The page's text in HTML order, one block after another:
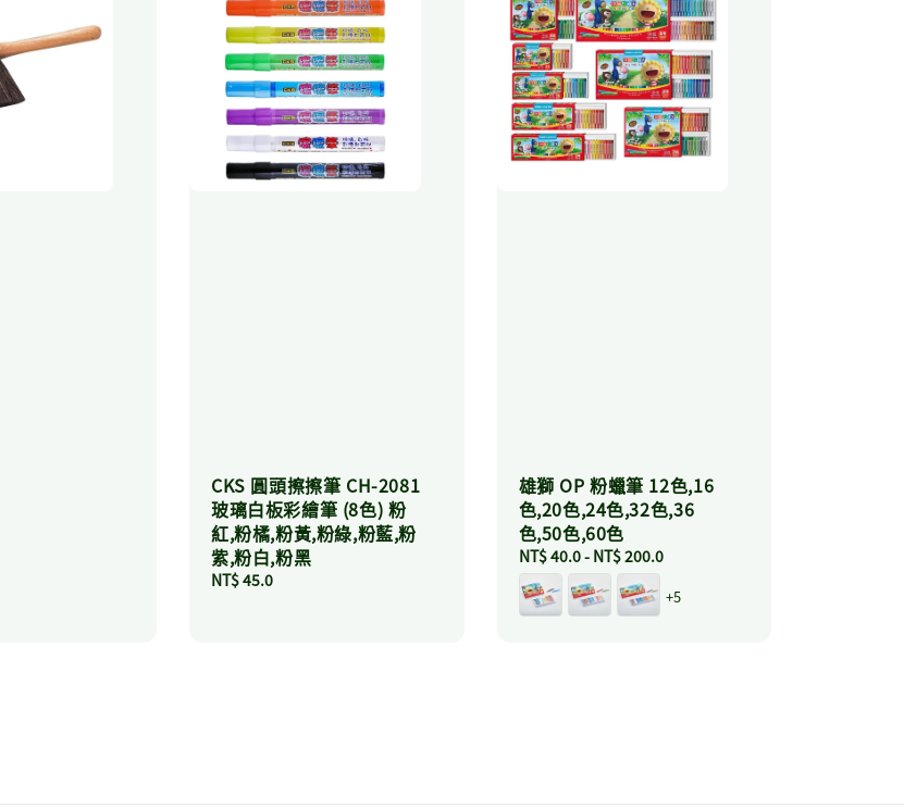
CKS 圓頭擦擦筆 CH-2081
玻璃白板彩繪筆 (8色) 粉
紅,粉橘,粉黃,粉綠,粉藍,粉
紫,粉白,粉黑
Regular
NT$ 45.0
雄獅 OP 粉蠟筆 12色,16
色,20色,24色,32色,36
色,50色,60色
Regular
price
NT$ 40.0- NT$ 200.0
+5